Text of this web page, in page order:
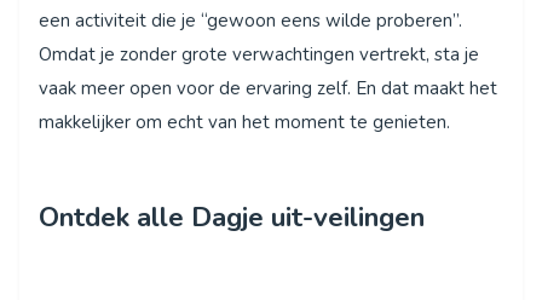
een activiteit die je “gewoon eens wilde proberen”.
Omdat je zonder grote verwachtingen vertrekt, sta je
vaak meer open voor de ervaring zelf. En dat maakt het
makkelijker om echt van het moment te genieten.
Ontdek alle Dagje uit-veilingen